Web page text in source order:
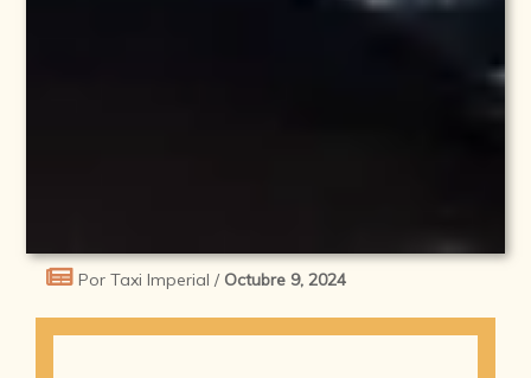
Por Taxi Imperial / Octubre 9, 2024